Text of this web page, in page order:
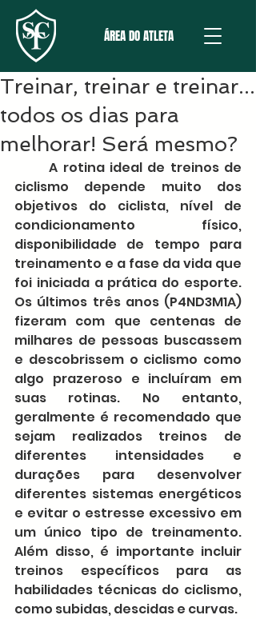
ÁREA DO ATLETA
Treinar, treinar e treinar...
todos os dias para
melhorar! Será mesmo?
	A rotina ideal de treinos de
ciclismo depende muito dos
objetivos do ciclista, nível de
condicionamento físico,
disponibilidade de tempo para
treinamento e a fase da vida que
foi iniciada a prática do esporte.
Os últimos três anos (P4ND3M1A)
fizeram com que centenas de
milhares de pessoas buscassem
e descobrissem o ciclismo como
algo prazeroso e incluíram em
suas rotinas. No entanto,
geralmente é recomendado que
sejam realizados treinos de
diferentes intensidades e
durações para desenvolver
diferentes sistemas energéticos
e evitar o estresse excessivo em
um único tipo de treinamento.
Além disso, é importante incluir
treinos específicos para as
habilidades técnicas do ciclismo,
como subidas, descidas e curvas.